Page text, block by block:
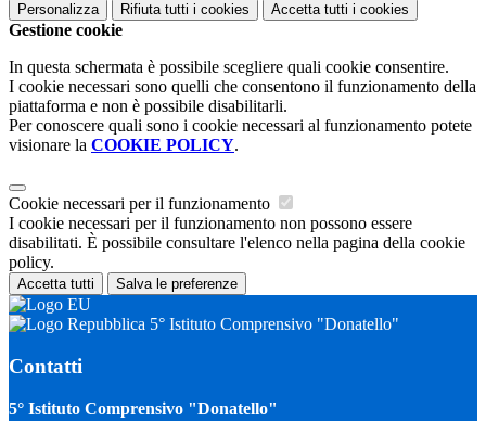
Personalizza Rifiuta tutti i cookies Accetta tutti i cookies
Gestione cookie
In questa schermata è possibile scegliere quali cookie consentire.
I cookie necessari sono quelli che consentono il funzionamento della
piattaforma e non è possibile disabilitarli.
Per conoscere quali sono i cookie necessari al funzionamento potete
visionare la COOKIE POLICY.
Cookie necessari per il funzionamento
I cookie necessari per il funzionamento non possono essere
disabilitati. È possibile consultare l'elenco nella pagina della cookie
policy.
Accetta tutti Salva le preferenze
5° Istituto Comprensivo "Donatello"
Contatti
5° Istituto Comprensivo "Donatello"